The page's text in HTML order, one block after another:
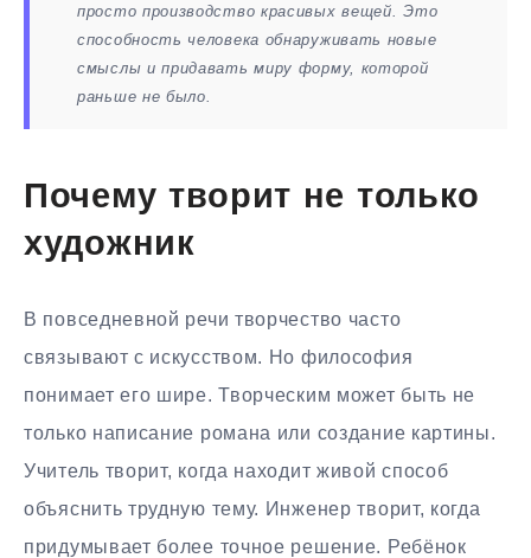
просто производство красивых вещей. Это
способность человека обнаруживать новые
смыслы и придавать миру форму, которой
раньше не было.
Почему творит не только
художник
В повседневной речи творчество часто
связывают с искусством. Но философия
понимает его шире. Творческим может быть не
только написание романа или создание картины.
Учитель творит, когда находит живой способ
объяснить трудную тему. Инженер творит, когда
придумывает более точное решение. Ребёнок